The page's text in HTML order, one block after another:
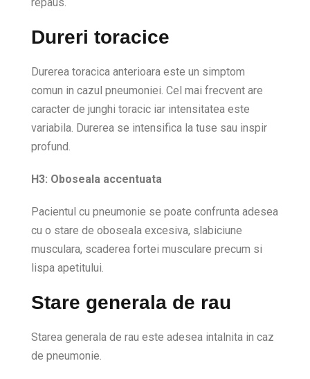
Dureri toracice
Durerea toracica anterioara este un simptom
comun in cazul pneumoniei. Cel mai frecvent are
caracter de junghi toracic iar intensitatea este
variabila. Durerea se intensifica la tuse sau inspir
profund.
H3: Oboseala accentuata
Pacientul cu pneumonie se poate confrunta adesea
cu o stare de oboseala excesiva, slabiciune
musculara, scaderea fortei musculare precum si
lispa apetitului.
Stare generala de rau
Starea generala de rau este adesea intalnita in caz
de pneumonie.